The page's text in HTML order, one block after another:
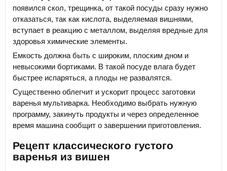
появился скол, трещинка, от такой посуды сразу нужно
отказаться, так как кислота, выделяемая вишнями,
вступает в реакцию с металлом, выделяя вредные для
здоровья химические элементы.
Емкость должна быть с широким, плоским дном и
невысокими бортиками. В такой посуде влага будет
быстрее испаряться, а плоды не развалятся.
Существенно облегчит и ускорит процесс заготовки
варенья мультиварка. Необходимо выбрать нужную
программу, закинуть продукты и через определенное
время машина сообщит о завершении приготовления.
Рецепт классического густого
варенья из вишен